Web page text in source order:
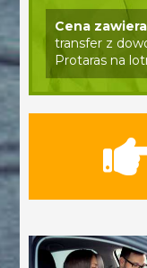
Cena zawiera
transfer z
Protaras na